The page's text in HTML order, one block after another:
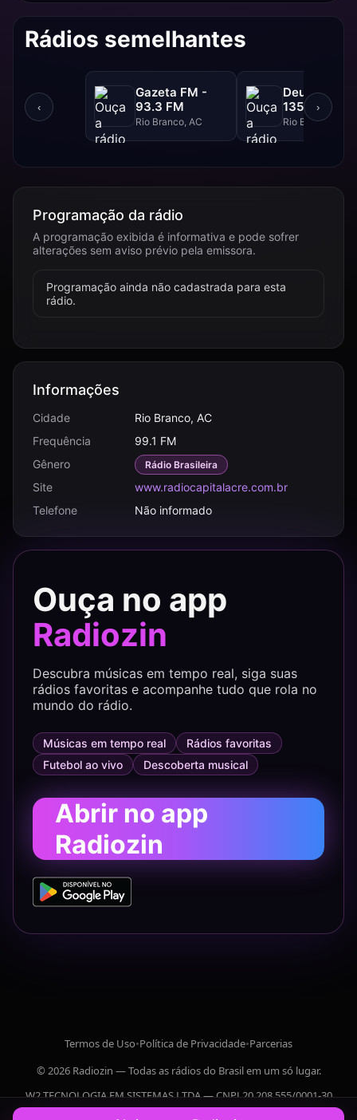
Rádios semelhantes
‹
Gazeta FM -
93.3 FM
Rio Branco, AC
Deus é
1350 AM
Rio Branco, AC
›
Programação da rádio
A programação exibida é informativa e pode sofrer
alterações sem aviso prévio pela emissora.
Programação ainda não cadastrada para esta
rádio.
Informações
Cidade
Rio Branco, AC
Frequência
99.1 FM
Gênero
Rádio Brasileira
Site
www.radiocapitalacre.com.br
Telefone
Não informado
Ouça no app
Radiozin
Descubra músicas em tempo real, siga suas
rádios favoritas e acompanhe tudo que rola no
mundo do rádio.
Músicas em tempo real
Rádios favoritas
Futebol ao vivo
Descoberta musical
Abrir no app
Radiozin
Termos de Uso•Política de Privacidade•Parcerias
© 2026 Radiozin — Todas as rádios do Brasil em um só lugar.
W2 TECNOLOGIA EM SISTEMAS LTDA — CNPJ 20.208.555/0001-30